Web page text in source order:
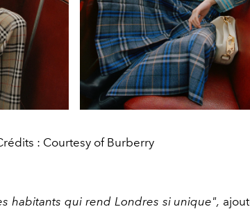
: Courtesy of Burberry
habitants qui rend Londres si unique",